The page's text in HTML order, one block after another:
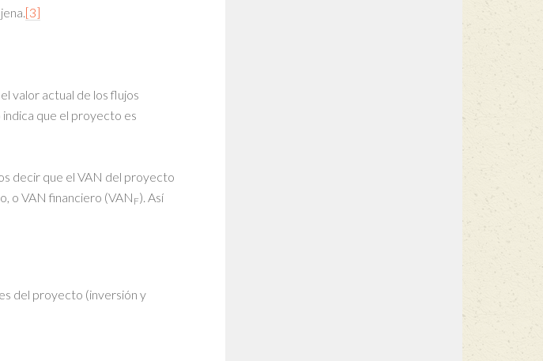
[3]
valor actual de los flujos
que el proyecto es
decir que el VAN del proyecto
o VAN financiero (VAN F). Así
del proyecto (inversión y